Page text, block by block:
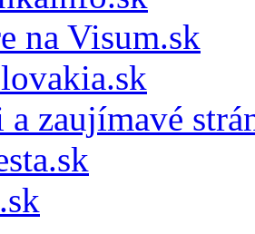
na Visum.sk
a zaujímavé